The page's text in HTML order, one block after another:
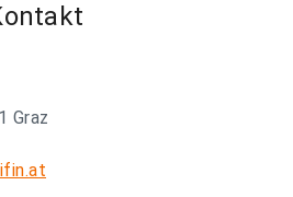
Graz